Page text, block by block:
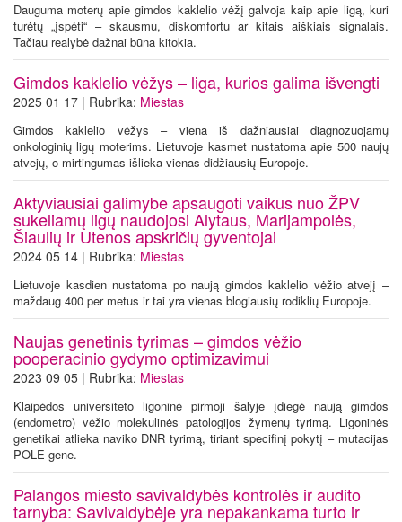
Dauguma moterų apie gimdos kaklelio vėžį galvoja kaip apie ligą, kuri
turėtų „įspėti“ – skausmu, diskomfortu ar kitais aiškiais signalais.
Tačiau realybė dažnai būna kitokia.
Gimdos kaklelio vėžys – liga, kurios galima išvengti
2025 01 17 | Rubrika: Miestas
Gimdos kaklelio vėžys – viena iš dažniausiai diagnozuojamų
onkologinių ligų moterims. Lietuvoje kasmet nustatoma apie 500 naujų
atvejų, o mirtingumas išlieka vienas didžiausių Europoje.
Aktyviausiai galimybe apsaugoti vaikus nuo ŽPV
sukeliamų ligų naudojosi Alytaus, Marijampolės,
Šiaulių ir Utenos apskričių gyventojai
2024 05 14 | Rubrika: Miestas
Lietuvoje kasdien nustatoma po naują gimdos kaklelio vėžio atvejį –
maždaug 400 per metus ir tai yra vienas blogiausių rodiklių Europoje.
Naujas genetinis tyrimas – gimdos vėžio
pooperacinio gydymo optimizavimui
2023 09 05 | Rubrika: Miestas
Klaipėdos universiteto ligoninė pirmoji šalyje įdiegė naują gimdos
(endometro) vėžio molekulinės patologijos žymenų tyrimą. Ligoninės
genetikai atlieka naviko DNR tyrimą, tiriant specifinį pokytį – mutacijas
POLE gene.
Palangos miesto savivaldybės kontrolės ir audito
tarnyba: Savivaldybėje yra nepakankama turto ir